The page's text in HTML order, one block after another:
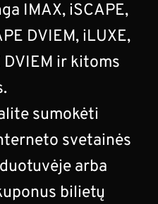
IMAX, iSCAPE,
DVIEM, iLUXE,
DVIEM ir kitoms
sumokėti
svetainės
arba
bilietų